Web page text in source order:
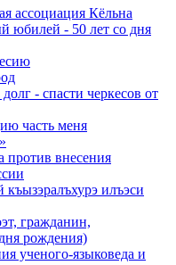
ассоциация Кёльна
юбилей - 50 лет со дня
- спасти черкесов от
часть меня
внесения
илъэси
гражданин,
рождения)
ученого-языковеда и